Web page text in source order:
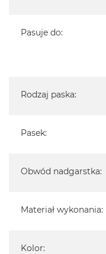
Pasuje do:
Rodzaj paska:
Pasek:
Obwód nadgarstka:
Materiał wykonania:
Kolor: